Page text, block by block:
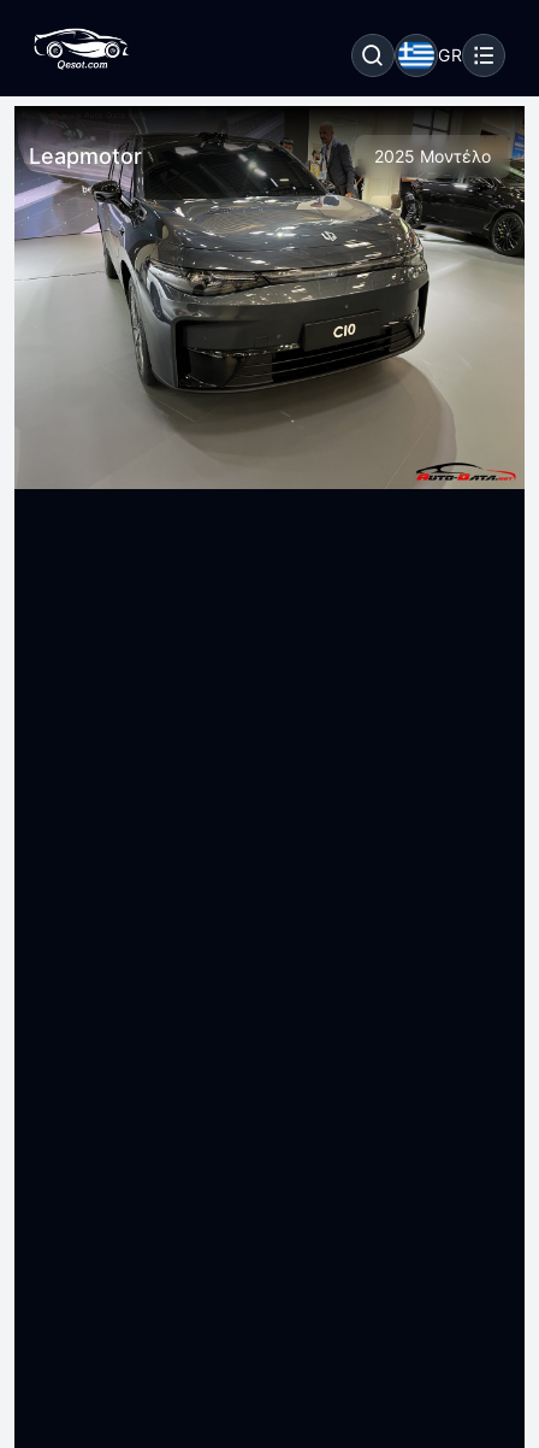
GR
Leapmotor 2025 Μοντέλο